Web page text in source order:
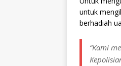
untuk
berhadiah
“Kami